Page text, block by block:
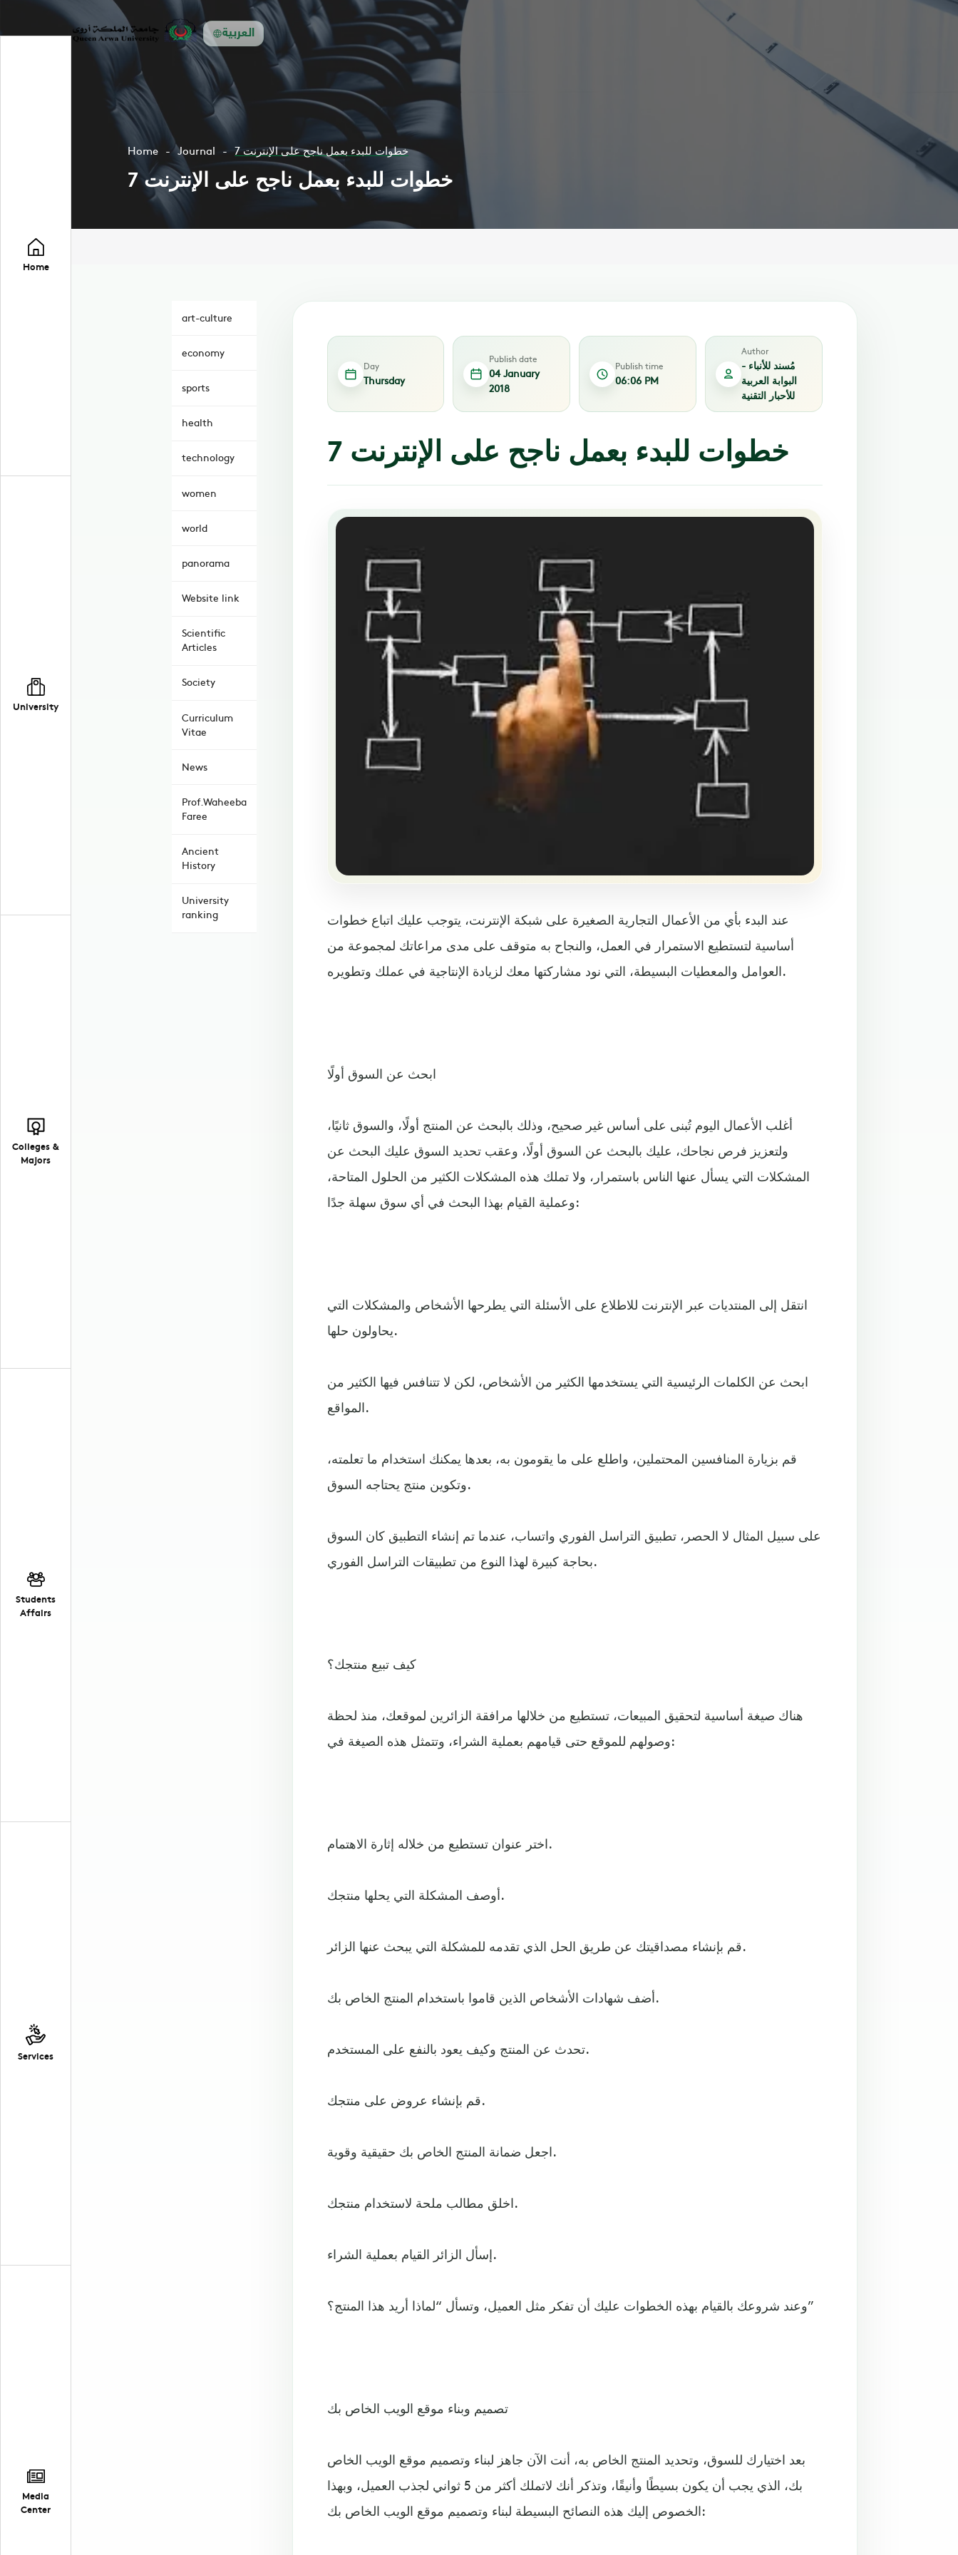
العربية
Home
University
Colleges &
Majors
Students
Affairs
Services
Media
Center
Home Journal 7 خطوات للبدء بعمل ناجح على الإنترنت
7 خطوات للبدء بعمل ناجح على الإنترنت
art-culture
economy
sports
health
technology
women
world
panorama
Website link
Scientific
Articles
Society
Curriculum
Vitae
News
Prof.Waheeba
Faree
Ancient
History
University
ranking
Day
Thursday
Publish date
04 January
2018
Publish time
06:06 PM
Author
مُسند للأنباء -
البوابة العربية
للأحبار التقنية
7 خطوات للبدء بعمل ناجح على الإنترنت
عند البدء بأي من الأعمال التجارية الصغيرة على شبكة الإنترنت، يتوجب عليك اتباع خطوات
أساسية لتستطيع الاستمرار في العمل، والنجاح به متوقف على مدى مراعاتك لمجموعة من
العوامل والمعطيات البسيطة، التي نود مشاركتها معك لزيادة الإنتاجية في عملك وتطويره.
ابحث عن السوق أولًا
أغلب الأعمال اليوم تُبنى على أساس غير صحيح، وذلك بالبحث عن المنتج أولًا، والسوق ثانيًا،
ولتعزيز فرص نجاحك، عليك بالبحث عن السوق أولًا، وعقب تحديد السوق عليك البحث عن
المشكلات التي يسأل عنها الناس باستمرار، ولا تملك هذه المشكلات الكثير من الحلول المتاحة،
وعملية القيام بهذا البحث في أي سوق سهلة جدًا:
انتقل إلى المنتديات عبر الإنترنت للاطلاع على الأسئلة التي يطرحها الأشخاص والمشكلات التي
يحاولون حلها.
ابحث عن الكلمات الرئيسية التي يستخدمها الكثير من الأشخاص، لكن لا تتنافس فيها الكثير من
المواقع.
قم بزيارة المنافسين المحتملين، واطلع على ما يقومون به، بعدها يمكنك استخدام ما تعلمته،
وتكوين منتج يحتاجه السوق.
على سبيل المثال لا الحصر، تطبيق التراسل الفوري واتساب، عندما تم إنشاء التطبيق كان السوق
بحاجة كبيرة لهذا النوع من تطبيقات التراسل الفوري.
كيف تبيع منتجك؟
هناك صيغة أساسية لتحقيق المبيعات، تستطيع من خلالها مرافقة الزائرين لموقعك، منذ لحظة
وصولهم للموقع حتى قيامهم بعملية الشراء، وتتمثل هذه الصيغة في:
اختر عنوان تستطيع من خلاله إثارة الاهتمام.
أوصف المشكلة التي يحلها منتجك.
قم بإنشاء مصداقيتك عن طريق الحل الذي تقدمه للمشكلة التي يبحث عنها الزائر.
أضف شهادات الأشخاص الذين قاموا باستخدام المنتج الخاص بك.
تحدث عن المنتج وكيف يعود بالنفع على المستخدم.
قم بإنشاء عروض على منتجك.
اجعل ضمانة المنتج الخاص بك حقيقية وقوية.
اخلق مطالب ملحة لاستخدام منتجك.
إسأل الزائر القيام بعملية الشراء.
وعند شروعك بالقيام بهذه الخطوات عليك أن تفكر مثل العميل، وتسأل “لماذا أريد هذا المنتج؟”
تصميم وبناء موقع الويب الخاص بك
بعد اختيارك للسوق، وتحديد المنتج الخاص به، أنت الآن جاهز لبناء وتصميم موقع الويب الخاص
بك، الذي يجب أن يكون بسيطًا وأنيقًا، وتذكر أنك لاتملك أكثر من 5 ثواني لجذب العميل، وبهذا
الخصوص إليك هذه النصائح البسيطة لبناء وتصميم موقع الويب الخاص بك: